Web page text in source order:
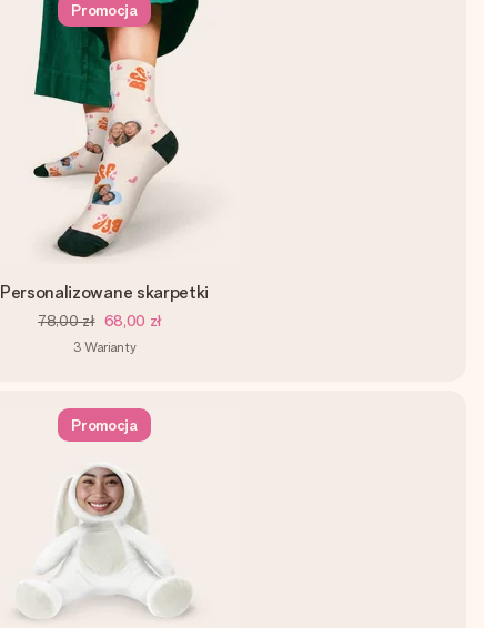
Promocja
Personalizowane skarpetki
78,00 zł 68,00 zł
3 Warianty
Promocja